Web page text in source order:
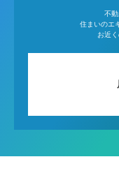
不動
住まいのエ
お近く